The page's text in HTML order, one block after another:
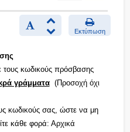
Εκτύπωση
κωδικούς πρόσβασης
γράμματα(Προσοχή όχι
κωδικούς σας, ώστε να μη
κάθε φορά: Αρχικά